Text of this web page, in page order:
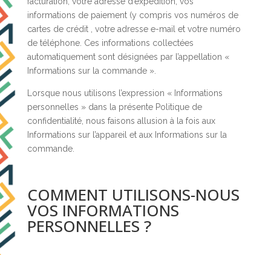
informations de paiement (y compris vos numéros de
cartes de crédit , votre adresse e-mail et votre numéro
de téléphone. Ces informations collectées
automatiquement sont désignées par l’appellation «
Informations sur la commande ».
Lorsque nous utilisons l’expression « Informations
personnelles » dans la présente Politique de
confidentialité, nous faisons allusion à la fois aux
Informations sur l’appareil et aux Informations sur la
commande.
COMMENT UTILISONS-NOUS
VOS INFORMATIONS
PERSONNELLES ?